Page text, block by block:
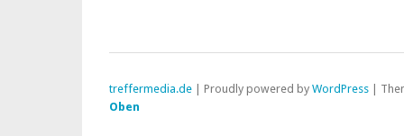
treffermedia.de | Proudly powered by WordPress
Oben